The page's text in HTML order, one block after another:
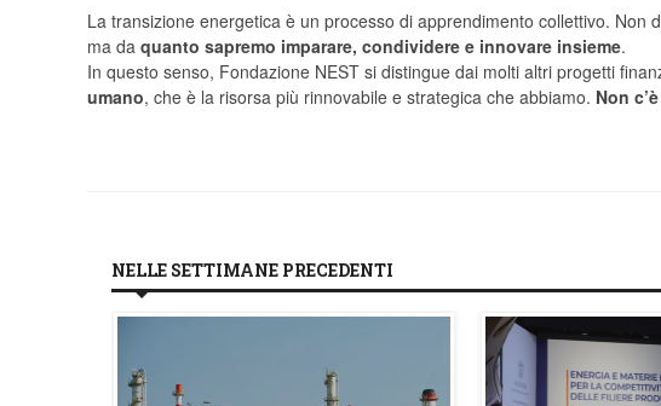
La transizione energetica è un processo di apprendimento collettivo.
ma da quanto sapremo imparare, condividere e innovare insieme.
In questo senso, Fondazione NEST si distingue dai molti altri progetti
umano, che è la risorsa più rinnovabile e strategica che abbiamo. Non
NELLE SETTIMANE PRECEDENTI